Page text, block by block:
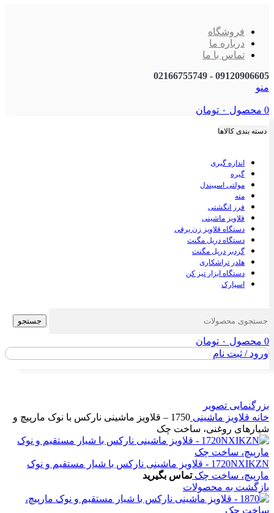
فروشگاه
درباره ما
تماس با ما
09120906605 - 02166755749
منو
0 محصول ۰ تومان
دسته بندی کالاها
اندازه گیری
گیره
مولتی اسپیندل
مته
فرز انگشتی
قلاویز ماشینی
دستگاه قلاویز زن برقی
دستگاه دریل مگنت
گردبر دریل مگنت
هلدر تراشکاری
دستگاه ابزار تیز کن
اسپارک
جستجو
0 محصول ۰ تومان
ورود / ثبت نام
بزرگنمایی تصویر
خانه قلاویز ماشینی
1750 – قلاویز ماشینی نارکس با نوک مارپیچ و
شیارهای روغنی، ساخت چک
1720NXIKZN - قلاویز ماشینی نارکس با شیار مستقیم و نوک
مارپیچ، ساخت چکتماس بگیرید
بازگشت به محصولات